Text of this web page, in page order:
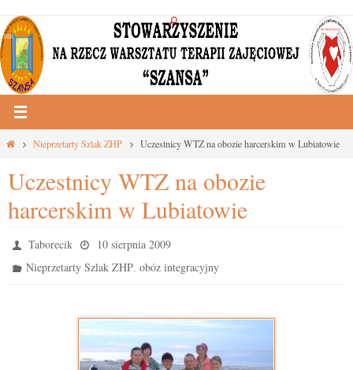
Przejdź
do
treści
StronaNieprzetarty Szlak ZHP Uczestnicy WTZ na obozie harcerskim w Lubiatowie
Uczestnicy WTZ na obozie
harcerskim w Lubiatowie
Taborecik
10 sierpnia 2009
Nieprzetarty Szlak ZHP,obóz integracyjny